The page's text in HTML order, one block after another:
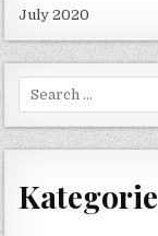
July 2020
Search for:
Kategorie